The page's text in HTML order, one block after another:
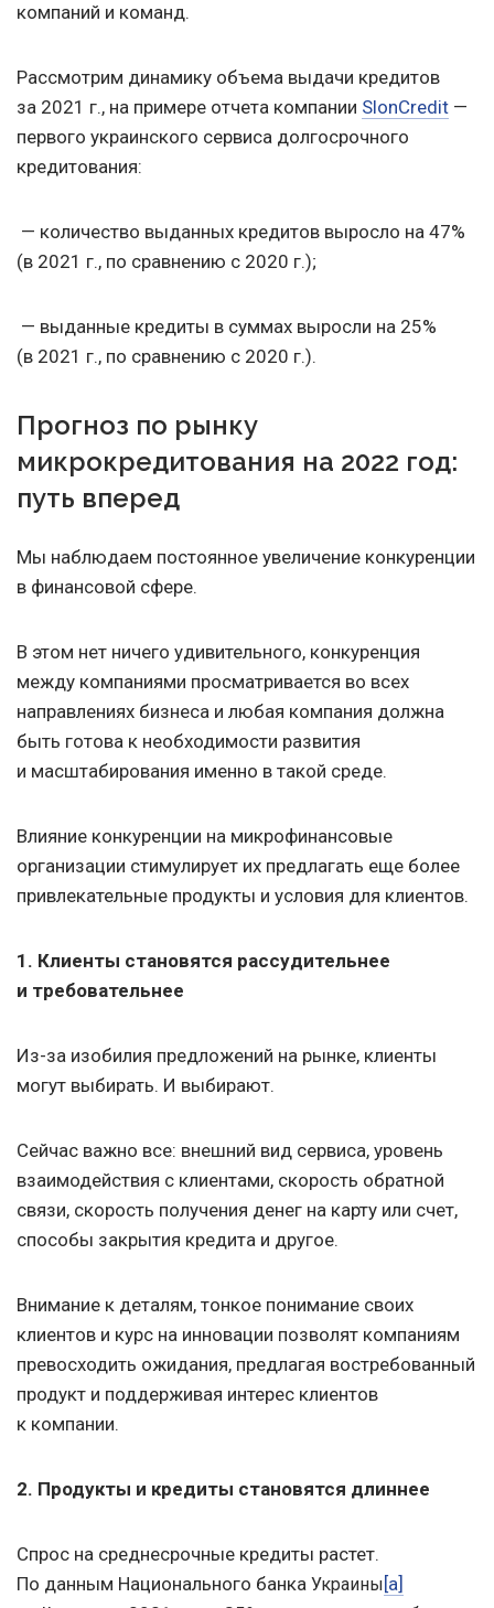
компаний и команд.
Рассмотрим динамику объема выдачи кредитов
за 2021 г., на примере отчета компании SlonCredit —
первого украинского сервиса долгосрочного
кредитования:
— количество выданных кредитов выросло на 47%
(в 2021 г., по сравнению с 2020 г.);
— выданные кредиты в суммах выросли на 25%
(в 2021 г., по сравнению с 2020 г.).
Прогноз по рынку
микрокредитования на 2022 год:
путь вперед
Мы наблюдаем постоянное увеличение конкуренции
в финансовой сфере.
В этом нет ничего удивительного, конкуренция
между компаниями просматривается во всех
направлениях бизнеса и любая компания должна
быть готова к необходимости развития
и масштабирования именно в такой среде.
Влияние конкуренции на микрофинансовые
организации стимулирует их предлагать еще более
привлекательные продукты и условия для клиентов.
1. Клиенты становятся рассудительнее
и требовательнее
Из-за изобилия предложений на рынке, клиенты
могут выбирать. И выбирают.
Сейчас важно все: внешний вид сервиса, уровень
взаимодействия с клиентами, скорость обратной
связи, скорость получения денег на карту или счет,
способы закрытия кредита и другое.
Внимание к деталям, тонкое понимание своих
клиентов и курс на инновации позволят компаниям
превосходить ожидания, предлагая востребованный
продукт и поддерживая интерес клиентов
к компании.
2. Продукты и кредиты становятся длиннее
Спрос на среднесрочные кредиты растет.
По данным Национального банка Украины [a]